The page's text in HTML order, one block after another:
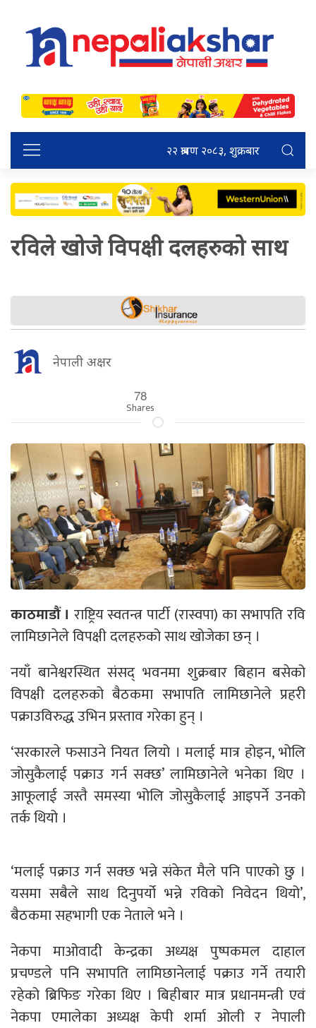
२२ श्रावण २०८३, शुक्रबार
रविले खोजे विपक्षी दलहरुको साथ
नेपाली अक्षर
78
Shares
काठमाडौं । राष्ट्रिय स्वतन्त्र पार्टी (रास्वपा) का सभापति रवि
लामिछानेले विपक्षी दलहरुको साथ खोजेका छन् ।
नयाँ बानेश्वरस्थित संसद् भवनमा शुक्रबार बिहान बसेको
विपक्षी दलहरुको बैठकमा सभापति लामिछानेले प्रहरी
पक्राउविरुद्ध उभिन प्रस्ताव गरेका हुन् ।
‘सरकारले फसाउने नियत लियो । मलाई मात्र होइन, भोलि
जोसुकैलाई पक्राउ गर्न सक्छ’ लामिछानेले भनेका थिए ।
आफूलाई जस्तै समस्या भोलि जोसुकैलाई आइपर्ने उनको
तर्क थियो ।
‘मलाई पक्राउ गर्न सक्छ भन्ने संकेत मैले पनि पाएको छु ।
यसमा सबैले साथ दिनुपर्यो भन्ने रविको निवेदन थियो’,
बैठकमा सहभागी एक नेताले भने ।
नेकपा माओवादी केन्द्रका अध्यक्ष पुष्पकमल दाहाल
प्रचण्डले पनि सभापति लामिछानेलाई पक्राउ गर्ने तयारी
रहेको ब्रिफिङ गरेका थिए । बिहीबार मात्र प्रधानमन्त्री एवं
नेकपा एमालेका अध्यक्ष केपी शर्मा ओली र नेपाली